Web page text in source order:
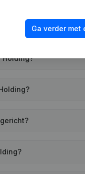
Holding?
Ga verder